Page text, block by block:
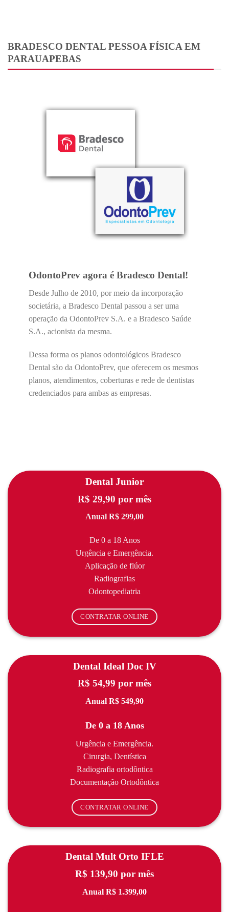
BRADESCO DENTAL PESSOA FÍSICA EM
PARAUAPEBAS
OdontoPrev agora é Bradesco Dental!
Desde Julho de 2010, por meio da incorporação
societária, a Bradesco Dental passou a ser uma
operação da OdontoPrev S.A. e a Bradesco Saúde
S.A., acionista da mesma.
Dessa forma os planos odontológicos Bradesco
Dental são da OdontoPrev, que oferecem os mesmos
planos, atendimentos, coberturas e rede de dentistas
credenciados para ambas as empresas.
Dental Junior
R$ 29,90 por mês
Anual R$ 299,00
De 0 a 18 Anos
Urgência e Emergência.
Aplicação de flúor
Radiografias
Odontopediatria
CONTRATAR ONLINE
Dental Ideal Doc IV
R$ 54,99 por mês
Anual R$ 549,90
De 0 a 18 Anos
Urgência e Emergência.
Cirurgia, Dentística
Radiografia ortodôntica
Documentação Ortodôntica
CONTRATAR ONLINE
Dental Mult Orto IFLE
R$ 139,90 por mês
Anual R$ 1.399,00